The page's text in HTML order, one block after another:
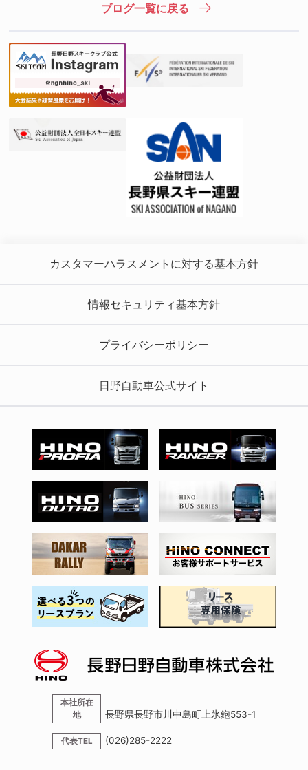
ブログ一覧に戻る
カスタマーハラスメントに対する基本方針
情報セキュリティ基本方針
プライバシーポリシー
日野自動車公式サイト
本社所在
地
長野県長野市川中島町上氷鉋553-1
代表TEL (026)285-2222